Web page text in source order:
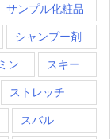
サンプル化粧品
シャンプー剤
ン スキー
ストレッチ
スバル